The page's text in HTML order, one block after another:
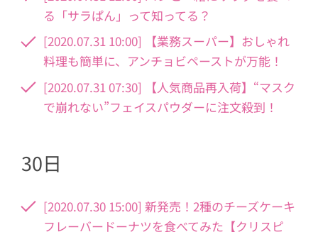
る「サラぱん」って知ってる？
[2020.07.31 10:00] 【業務スーパー】おしゃれ
料理も簡単に、アンチョビペーストが万能！
[2020.07.31 07:30] 【人気商品再入荷】“マスク
で崩れない”フェイスパウダーに注文殺到！
30日
[2020.07.30 15:00] 新発売！2種のチーズケーキ
フレーバードーナツを食べてみた【クリスピ